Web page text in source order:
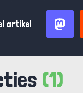
artikel
(1)